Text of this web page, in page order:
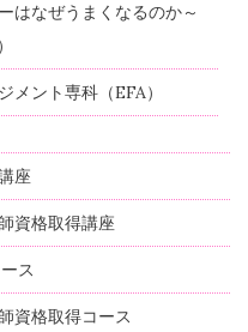
なぜうまくなるのか～
メント専科（EFA）
座
資格取得講座
ス
資格取得コース